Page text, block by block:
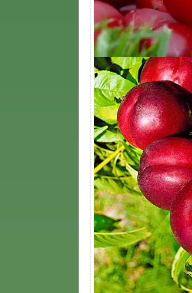
Вид саженца
Время посадки
Морозостойкость
Высота растения,
Корневая система
Местоположение
Высота саженца, м
Устойчивость к
Вступление сорта в
плодоношение
Расстояние между
растениями
Глубина посадки
Подвой
Производитель